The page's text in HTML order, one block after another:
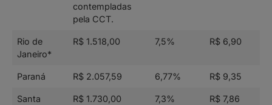
contempladas
pela CCT.
Rio de
Janeiro*
R$ 1.518,00 7,5% R$ 6,90
Paraná R$ 2.057,59 6,77% R$ 9,35
Santa
R$ 1.730,00 7,3% R$ 7,86